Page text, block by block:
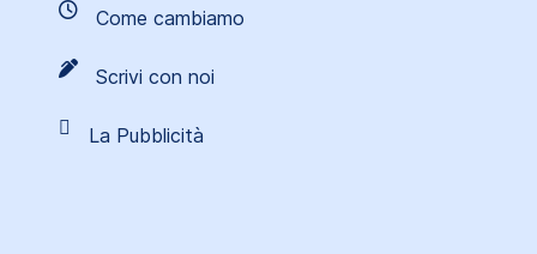
Come cambiamo
Scrivi con noi
La Pubblicità